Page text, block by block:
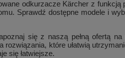
odkurzacze Kärcher z funkcją
Sprawdź dostępne modele i
się z naszą pełną ofertą na
które ułatwią
się łatwiejsze.